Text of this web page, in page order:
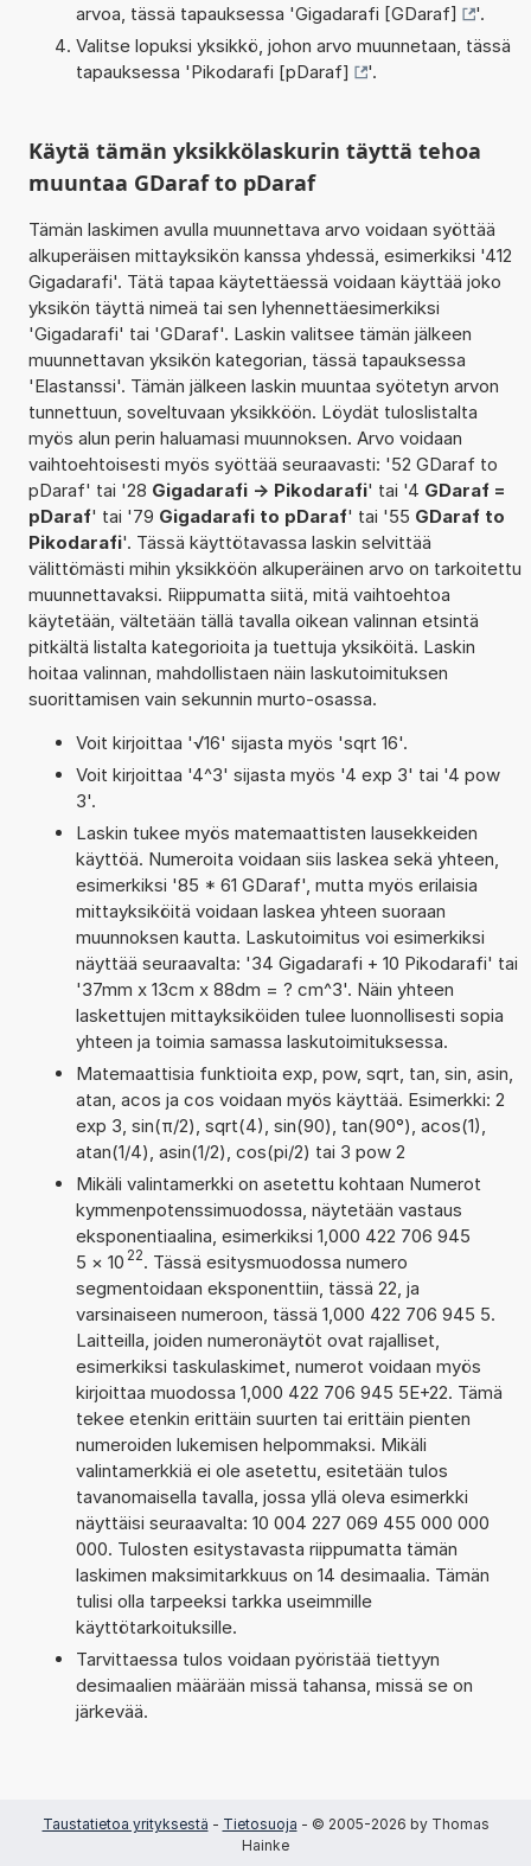
arvoa, tässä tapauksessa 'Gigadarafi [GDaraf]
'.
Valitse lopuksi yksikkö, johon arvo muunnetaan, tässä
tapauksessa 'Pikodarafi [pDaraf] '.
Käytä tämän yksikkölaskurin täyttä tehoa
muuntaa GDaraf to pDaraf
Tämän laskimen avulla muunnettava arvo voidaan syöttää
alkuperäisen mittayksikön kanssa yhdessä, esimerkiksi '412
Gigadarafi'. Tätä tapaa käytettäessä voidaan käyttää joko
yksikön täyttä nimeä tai sen lyhennettäesimerkiksi
'Gigadarafi' tai 'GDaraf'. Laskin valitsee tämän jälkeen
muunnettavan yksikön kategorian, tässä tapauksessa
'Elastanssi'. Tämän jälkeen laskin muuntaa syötetyn arvon
tunnettuun, soveltuvaan yksikköön. Löydät tuloslistalta
myös alun perin haluamasi muunnoksen. Arvo voidaan
vaihtoehtoisesti myös syöttää seuraavasti: '52 GDaraf to
pDaraf' tai '28 Gigadarafi -> Pikodarafi' tai '4 GDaraf =
pDaraf' tai '79 Gigadarafi to pDaraf' tai '55 GDaraf to
Pikodarafi'. Tässä käyttötavassa laskin selvittää
välittömästi mihin yksikköön alkuperäinen arvo on tarkoitettu
muunnettavaksi. Riippumatta siitä, mitä vaihtoehtoa
käytetään, vältetään tällä tavalla oikean valinnan etsintä
pitkältä listalta kategorioita ja tuettuja yksiköitä. Laskin
hoitaa valinnan, mahdollistaen näin laskutoimituksen
suorittamisen vain sekunnin murto-osassa.
Voit kirjoittaa '√16' sijasta myös 'sqrt 16'.
Voit kirjoittaa '4^3' sijasta myös '4 exp 3' tai '4 pow
3'.
Laskin tukee myös matemaattisten lausekkeiden
käyttöä. Numeroita voidaan siis laskea sekä yhteen,
esimerkiksi '85 * 61 GDaraf', mutta myös erilaisia
mittayksiköitä voidaan laskea yhteen suoraan
muunnoksen kautta. Laskutoimitus voi esimerkiksi
näyttää seuraavalta: '34 Gigadarafi + 10 Pikodarafi' tai
'37mm x 13cm x 88dm = ? cm^3'. Näin yhteen
laskettujen mittayksiköiden tulee luonnollisesti sopia
yhteen ja toimia samassa laskutoimituksessa.
Matemaattisia funktioita exp, pow, sqrt, tan, sin, asin,
atan, acos ja cos voidaan myös käyttää. Esimerkki: 2
exp 3, sin(π/2), sqrt(4), sin(90), tan(90°), acos(1),
atan(1/4), asin(1/2), cos(pi/2) tai 3 pow 2
Mikäli valintamerkki on asetettu kohtaan Numerot
kymmenpotenssimuodossa, näytetään vastaus
eksponentiaalina, esimerkiksi 1,000 422 706 945
5 × 10 22. Tässä esitysmuodossa numero
segmentoidaan eksponenttiin, tässä 22, ja
varsinaiseen numeroon, tässä 1,000 422 706 945 5.
Laitteilla, joiden numeronäytöt ovat rajalliset,
esimerkiksi taskulaskimet, numerot voidaan myös
kirjoittaa muodossa 1,000 422 706 945 5E+22. Tämä
tekee etenkin erittäin suurten tai erittäin pienten
numeroiden lukemisen helpommaksi. Mikäli
valintamerkkiä ei ole asetettu, esitetään tulos
tavanomaisella tavalla, jossa yllä oleva esimerkki
näyttäisi seuraavalta: 10 004 227 069 455 000 000
000. Tulosten esitystavasta riippumatta tämän
laskimen maksimitarkkuus on 14 desimaalia. Tämän
tulisi olla tarpeeksi tarkka useimmille
käyttötarkoituksille.
Tarvittaessa tulos voidaan pyöristää tiettyyn
desimaalien määrään missä tahansa, missä se on
järkevää.
Taustatietoa yrityksestä - Tietosuoja - © 2005-2026 by Thomas
Hainke